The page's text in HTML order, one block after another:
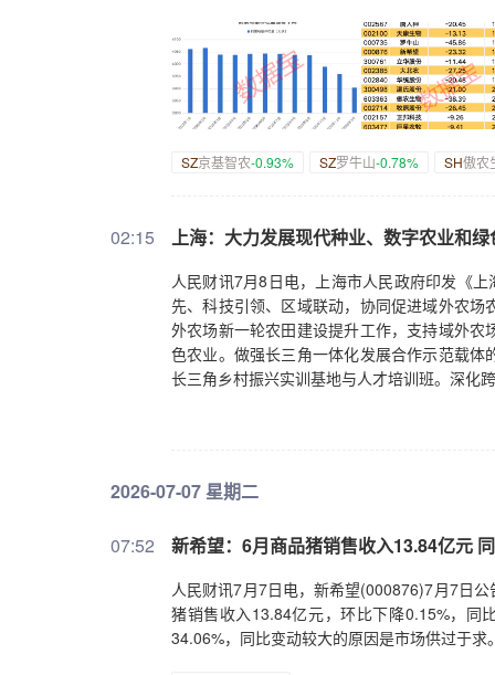
SZ京基智农-0.93% SZ罗牛山-0.78% SH傲农
02:15 上海：大力发展现代种业、数字农业和绿
人民财讯7月8日电，上海市人民政府印发《
先、科技引领、区域联动，协同促进域外农
外农场新一轮农田建设提升工作，支持域外
色农业。做强长三角一体化发展合作示范载
长三角乡村振兴实训基地与人才培训班。深化
2026-07-07 星期二
07:52 新希望：6月商品猪销售收入13.84亿元
人民财讯7月7日电，新希望(000876)7月7日
猪销售收入13.84亿元，环比下降0.15%，同
34.06%，同比变动较大的原因是市场供过于求